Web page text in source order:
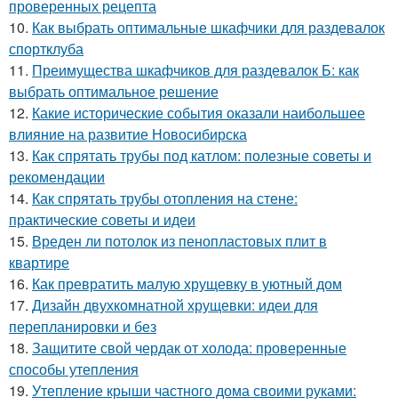
проверенных рецепта
10. Как выбрать оптимальные шкафчики для раздевалок
спортклуба
11. Преимущества шкафчиков для раздевалок Б: как
выбрать оптимальное решение
12. Какие исторические события оказали наибольшее
влияние на развитие Новосибирска
13. Как спрятать трубы под катлом: полезные советы и
рекомендации
14. Как спрятать трубы отопления на стене:
практические советы и идеи
15. Вреден ли потолок из пенопластовых плит в
квартире
16. Как превратить малую хрущевку в уютный дом
17. Дизайн двухкомнатной хрущевки: идеи для
перепланировки и без
18. Защитите свой чердак от холода: проверенные
способы утепления
19. Утепление крыши частного дома своими руками: